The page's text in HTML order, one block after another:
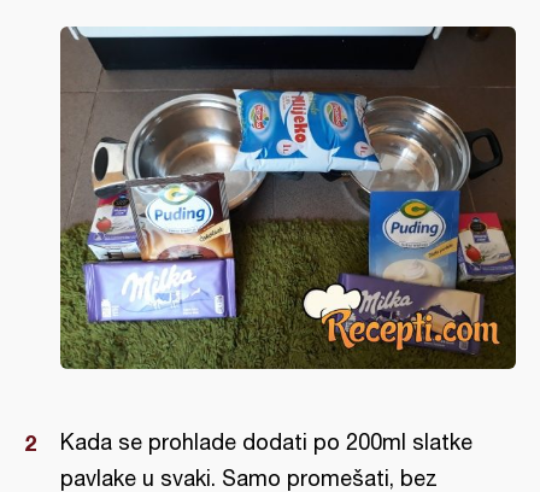
Kada se prohlade dodati po 200ml slatke
pavlake u svaki. Samo promešati, bez